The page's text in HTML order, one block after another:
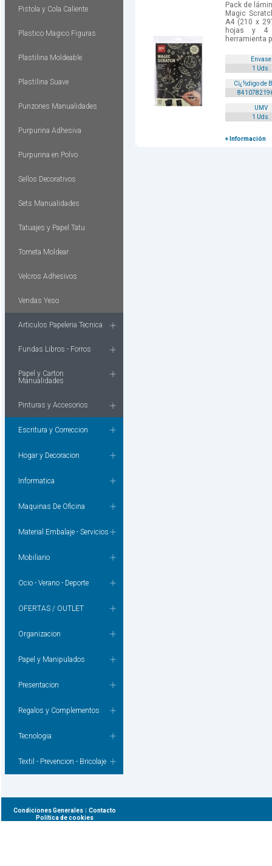
Pistola y Cola Caliente
Plastico Magico Figuras
Plastilina Moldeable
Plastilina Suave
Punzones Manualidades
Purpurina Adhesiva
Purpurina en Polvo
Sellos Decorativos
Sets Manualidades
Tatuajes y Papel Tatu
Torneta Moldear
Velcros Adhesivos
Vendas Yeso
Articulos Papeleria Tecnica
Fundas Libros - Forros
Papel y Carton
Manualidades
Pinturas y Accesorios
Escritura y Correccion
Hogar y Decoracion
Informatica
Maquinas De Oficina
Material Embalaje - Servicios
Mobiliario
Ocio - Verano - Deporte
OFERTAS / OUTLET
Organizacion
Papel y Manipulados
Presentacion
Regalos y Complementos
Tecnologia
Textil - Prevencion - Bricolaje
Pack de
Magic
A4 (210 x
hojas y 4
herramienta
Envase
1 Uds.
Cï¿½digo de
UMV
1 Uds.
+ Información
Condiciones Generales| Contacto
Política de cookies